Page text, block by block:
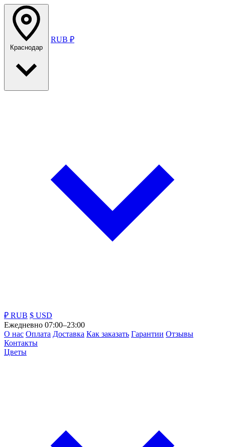
Краснодар
RUB ₽
₽ RUB $ USD
Ежедневно 07:00–23:00
О нас Оплата Доставка Как заказать Гарантии Отзывы
Контакты
Цветы